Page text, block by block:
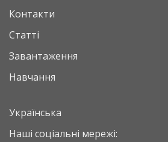
Контакти
Статті
Завантаження
Навчання
Українська
Наші соціальні мережі: